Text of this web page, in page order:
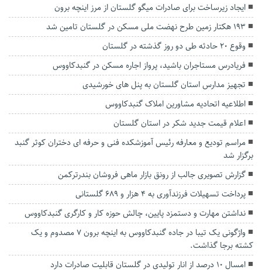
ایجاد زیرساخت برای صادرات میگو گلستان از مرز اینچه برون
۱۹۳ هکتار زمین طرح نهضت ملی مسکن در گلستان تامین شد
وقوع ۲۰ حادثه طی دو روز گذشته در گلستان
فریادرس مستاجران باشید، پرواز اجاره مسکن در گنبدکاووس
تجهیز مدارس استان گلستان به پنل های خورشیدی
اطلاعیه اتحادیه مشاورین املاک گنبدکاووس
اعلام قیمت جدید شکر در استان گلستان
مراسم تودیع و معارفه رئیس آموزشکده فنی و حرفه ای دختران کوثر گنبد
برگزار شد
گزارش تصویری جالب از رونق بازار ماهی فروشان بندرترکمن
پرداخت تسهیلات فرزندآوری به ۴ هزار و ۶۸۹ گلستانی
نداشتن مهارت و دستمزد پایین، چالش حوزه کار و کارگری گنبدکاووس
واژگونی یک تیبا در جاده گنبدکاووس به اینچه برون ۷ مصدوم و یک
کشته برجا گذاشت.
امسال ۱۰ درصد از انار تولیدی در گلستان قابلیت صادرات دارد